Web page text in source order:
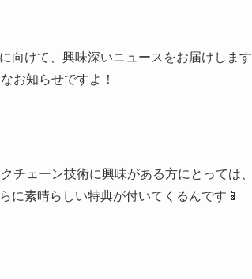
向けて、興味深いニュースをお届けします
お知らせですよ！
チェーン技術に興味がある方にとっては、
に素晴らしい特典が付いてくるんです📱